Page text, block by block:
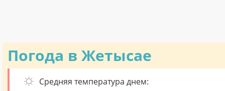
Погода в Жетысае
Средняя температура днем: